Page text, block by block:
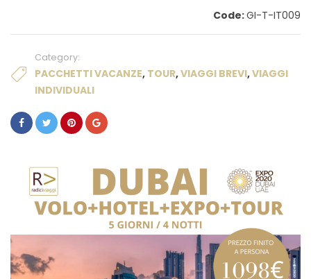
Code:GI-T-IT009
Category:
PACCHETTI VACANZE, TOUR,VIAGGI BREVI,VIAGGI
INDIVIDUALI